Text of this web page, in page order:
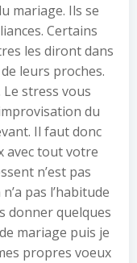
mariage. Ils se
Certains
les diront dans
leurs proches.
stress vous
du
Il faut donc
avec tout votre
n’est pas
pas l’habitude
donner quelques
mariage puis je
propres voeux